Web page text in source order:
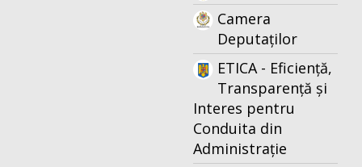
Camera
Deputaților
ETICA - Eficiență,
Transparență și
Interes pentru
Conduita din
Administrație